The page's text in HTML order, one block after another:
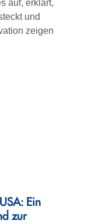
auf, erklärt,
und
zeigen
Ein
zur